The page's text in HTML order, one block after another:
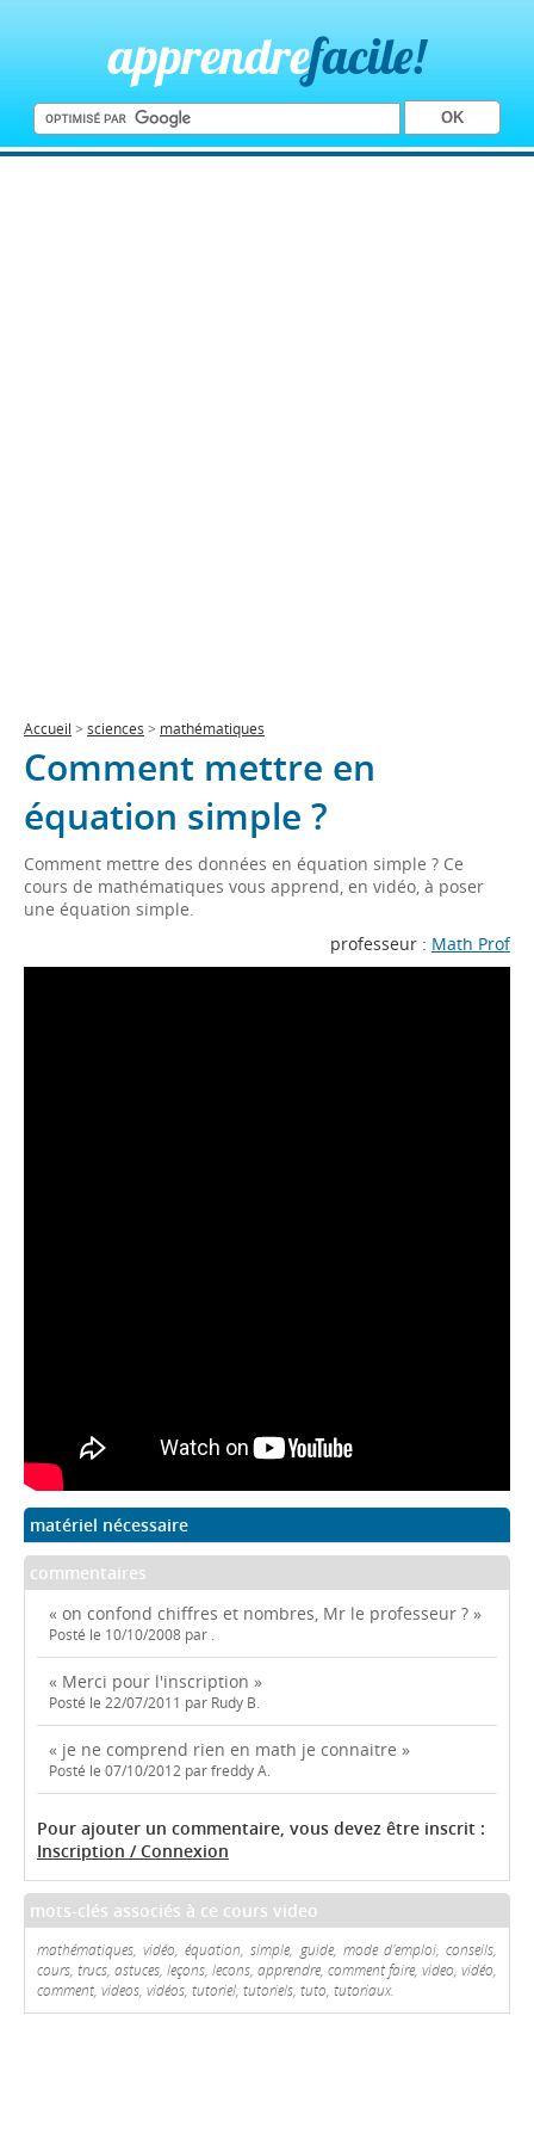
apprendrefacile!
Accueil > sciences > mathématiques
Comment mettre en
équation simple ?
Comment mettre des données en équation simple ? Ce
cours de mathématiques vous apprend, en vidéo, à poser
une équation simple.
professeur : Math Prof
matériel nécessaire
commentaires
« on confond chiffres et nombres, Mr le professeur ? »
Posté le 10/10/2008 par .
« Merci pour l'inscription »
Posté le 22/07/2011 par Rudy B.
« je ne comprend rien en math je connaitre »
Posté le 07/10/2012 par freddy A.
Pour ajouter un commentaire, vous devez être inscrit :
Inscription / Connexion
mots-clés associés à ce cours video
mathématiques, vidéo, équation, simple, guide, mode d'emploi, conseils,
cours, trucs, astuces, leçons, lecons, apprendre, comment faire, video, vidéo,
comment, videos, vidéos, tutoriel, tutoriels, tuto, tutoriaux.